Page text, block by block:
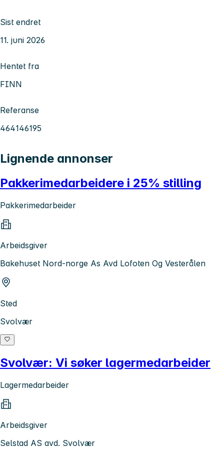
Sist endret
11. juni 2026
Hentet fra
FINN
Referanse
464146195
Lignende annonser
Pakkerimedarbeidere i 25% stilling
Pakkerimedarbeider
Arbeidsgiver
Bakehuset Nord-norge As Avd Lofoten Og Vesterålen
Sted
Svolvær
Svolvær: Vi søker lagermedarbeider
Lagermedarbeider
Arbeidsgiver
Selstad AS avd. Svolvær